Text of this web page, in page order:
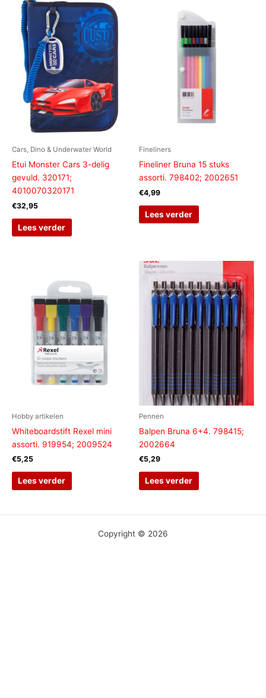
Cars, Dino & Underwater World
Etui Monster Cars 3-delig
gevuld. 320171;
4010070320171
€32,95
Lees verder
Fineliners
Fineliner Bruna 15 stuks
assorti. 798402; 2002651
€4,99
Lees verder
Hobby artikelen
Whiteboardstift Rexel mini
assorti. 919954; 2009524
€5,25
Lees verder
Pennen
Balpen Bruna 6+4. 798415;
2002664
€5,29
Lees verder
Copyright © 2026